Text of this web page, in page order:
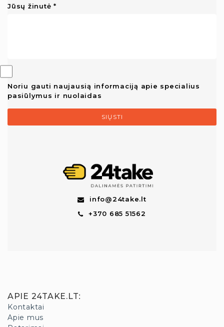
Jūsų žinutė
Noriu gauti naujausią informaciją apie specialius
pasiūlymus ir nuolaidas
SIŲSTI
info@24take.lt
+370 685 51562
APIE 24TAKE.LT:
Kontaktai
Apie mus